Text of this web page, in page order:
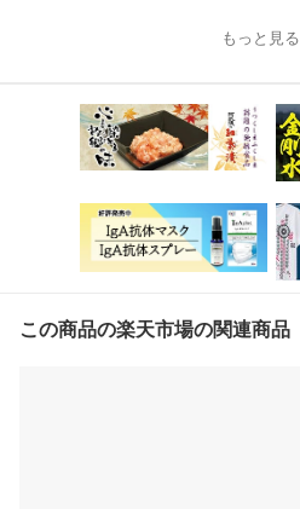
もっと見る
この商品の楽天市場の関連商品